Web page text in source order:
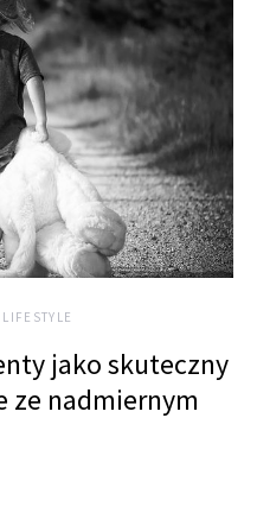
jako skuteczny
ze nadmiernym